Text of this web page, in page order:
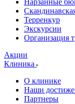
Нарзанные
Терренкур
Экскурсии
Организация
Акции
Клиника
О клинике
Наши
Партнеры